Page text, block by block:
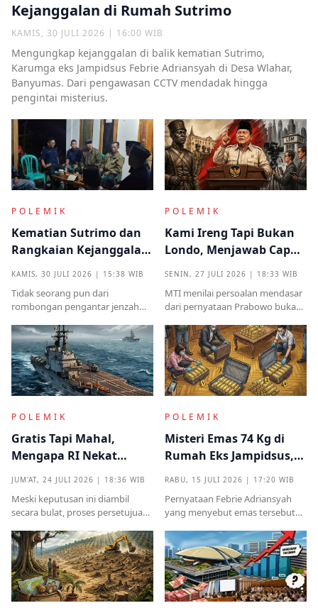
Kejanggalan di Rumah Sutrimo
KAMIS, 30 JULI 2026 | 16:00 WIB
Mengungkap kejanggalan di balik kematian Sutrimo,
Karumga eks Jampidsus Febrie Adriansyah di Desa Wlahar,
Banyumas. Dari pengawasan CCTV mendadak hingga
pengintai misterius.
POLEMIK
Kematian Sutrimo dan
Rangkaian Kejanggalan
yang Muncul dari
Kampung Halaman
KAMIS, 30 JULI 2026 | 15:38 WIB
Tidak seorang pun dari
rombongan pengantar jenzah
identitas ataupun menjelaskan
dari instansi mana.
POLEMIK
Kami Ireng Tapi Bukan
Londo, Menjawab Cap
Antek Asing dari Podium
SENIN, 27 JULI 2026 | 18:33 WIB
MTI menilai persoalan mendasar
dari pernyataan Prabowo bukan
melainkan implikasinya yang
sangat destruktif bagi kualitas
demokrasi
POLEMIK
Gratis Tapi Mahal,
Mengapa RI Nekat
Terima Hibah Kapal
Induk Tua Italia?
JUM'AT, 24 JULI 2026 | 18:36 WIB
Meski keputusan ini diambil
secara bulat, proses persetujuan
kritik tajam terkait prosedur yang
mendadak serta kekhawatiran
akan beban anggaran
POLEMIK
Misteri Emas 74 Kg di
Rumah Eks Jampidsus,
Benarkah Barang
RABU, 15 JULI 2026 | 17:20 WIB
Pernyataan Febrie Adriansyah
yang menyebut emas tersebut
menjadi titik penting dalam
proses pembuktian